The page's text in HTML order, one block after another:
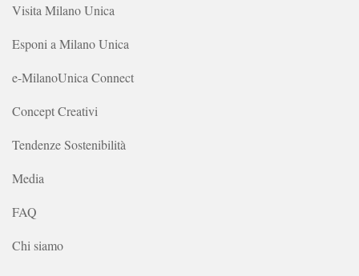
Visita Milano Unica
Esponi a Milano Unica
e-MilanoUnica Connect
Concept Creativi
Tendenze Sostenibilità
Media
FAQ
Chi siamo